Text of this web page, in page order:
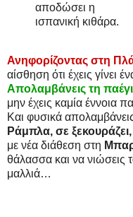
αποδώσει η
ισπανική κιθάρα.
Ανηφορίζοντας στη
αίσθηση ότι έχεις γίνει
Απολαμβάνεις τη
μην έχεις καμία έννοια
Και φυσικά
Ράμπλα, σε
με νέα διάθεση στη
θάλασσα και να νιώσεις
μαλλιά…